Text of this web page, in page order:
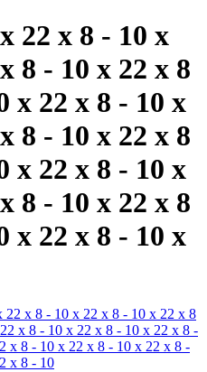
22 x 8 - 10 x
8 - 10 x 22 x 8
x 22 x 8 - 10 x
8 - 10 x 22 x 8
x 22 x 8 - 10 x
8 - 10 x 22 x 8
x 22 x 8 - 10 x